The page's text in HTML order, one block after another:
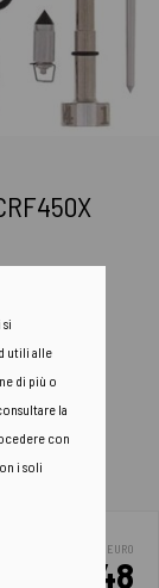
EURO
62.48
utili alle
di più o
la
con
i soli